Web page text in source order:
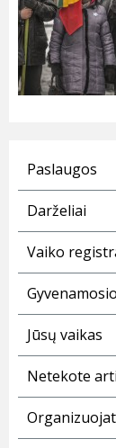
Paslaugos
Darželiai
Vaiko
Jūsų vaikas
Netekote